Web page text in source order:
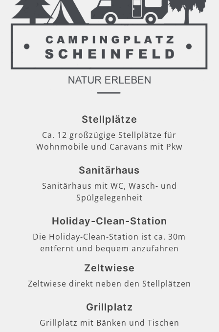
Stellplätze
Ca. 12 großzügige Stellplätze für
Wohnmobile und Caravans mit Pkw
Sanitärhaus
Sanitärhaus mit WC, Wasch- und
Spülgelegenheit
Holiday-Clean-Station
Die Holiday-Clean-Station ist ca. 30m
entfernt und bequem anzufahren
Zeltwiese
Zeltwiese direkt neben den Stellplätzen
Grillplatz
Grillplatz mit Bänken und Tischen